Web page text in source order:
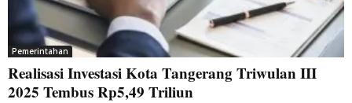
Pemerintahan
Realisasi Investasi Kota Tangerang Triwulan III
2025 Tembus Rp5,49 Triliun